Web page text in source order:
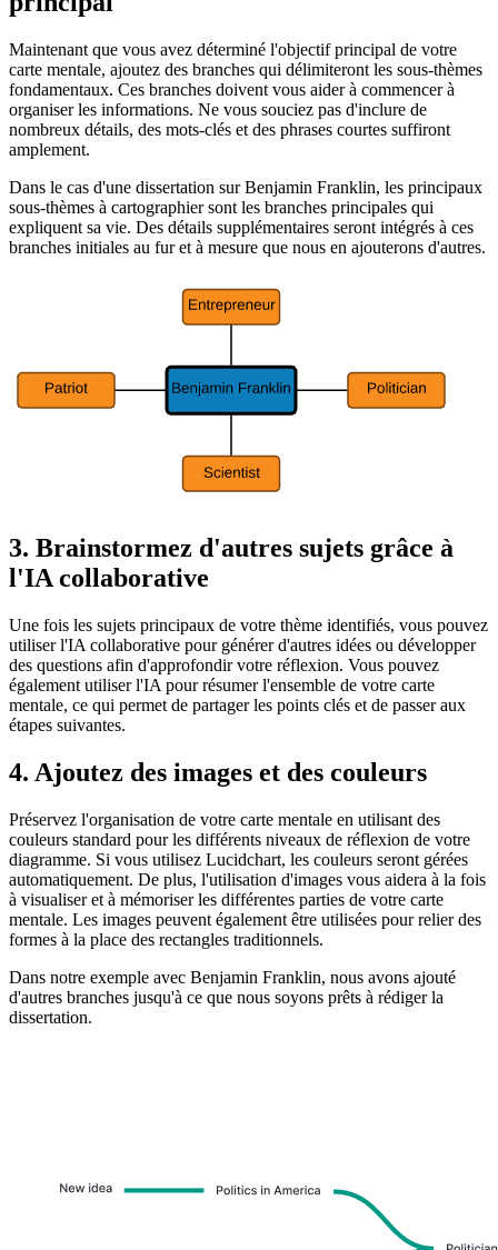
Maintenant que vous avez déterminé l'objectif principal de votre
carte mentale, ajoutez des branches qui délimiteront les sous-thèmes
fondamentaux. Ces branches doivent vous aider à commencer à
organiser les informations. Ne vous souciez pas d'inclure de
nombreux détails, des mots-clés et des phrases courtes suffiront
amplement.
Dans le cas d'une dissertation sur Benjamin Franklin, les principaux
sous-thèmes à cartographier sont les branches principales qui
expliquent sa vie. Des détails supplémentaires seront intégrés à ces
branches initiales au fur et à mesure que nous en ajouterons d'autres.
3. Brainstormez d'autres sujets grâce à
l'IA collaborative
Une fois les sujets principaux de votre thème identifiés, vous pouvez
utiliser l'IA collaborative pour générer d'autres idées ou développer
des questions afin d'approfondir votre réflexion. Vous pouvez
également utiliser l'IA pour résumer l'ensemble de votre carte
mentale, ce qui permet de partager les points clés et de passer aux
étapes suivantes.
4. Ajoutez des images et des couleurs
Préservez l'organisation de votre carte mentale en utilisant des
couleurs standard pour les différents niveaux de réflexion de votre
diagramme. Si vous utilisez Lucidchart, les couleurs seront gérées
automatiquement. De plus, l'utilisation d'images vous aidera à la fois
à visualiser et à mémoriser les différentes parties de votre carte
mentale. Les images peuvent également être utilisées pour relier des
formes à la place des rectangles traditionnels.
Dans notre exemple avec Benjamin Franklin, nous avons ajouté
d'autres branches jusqu'à ce que nous soyons prêts à rédiger la
dissertation.